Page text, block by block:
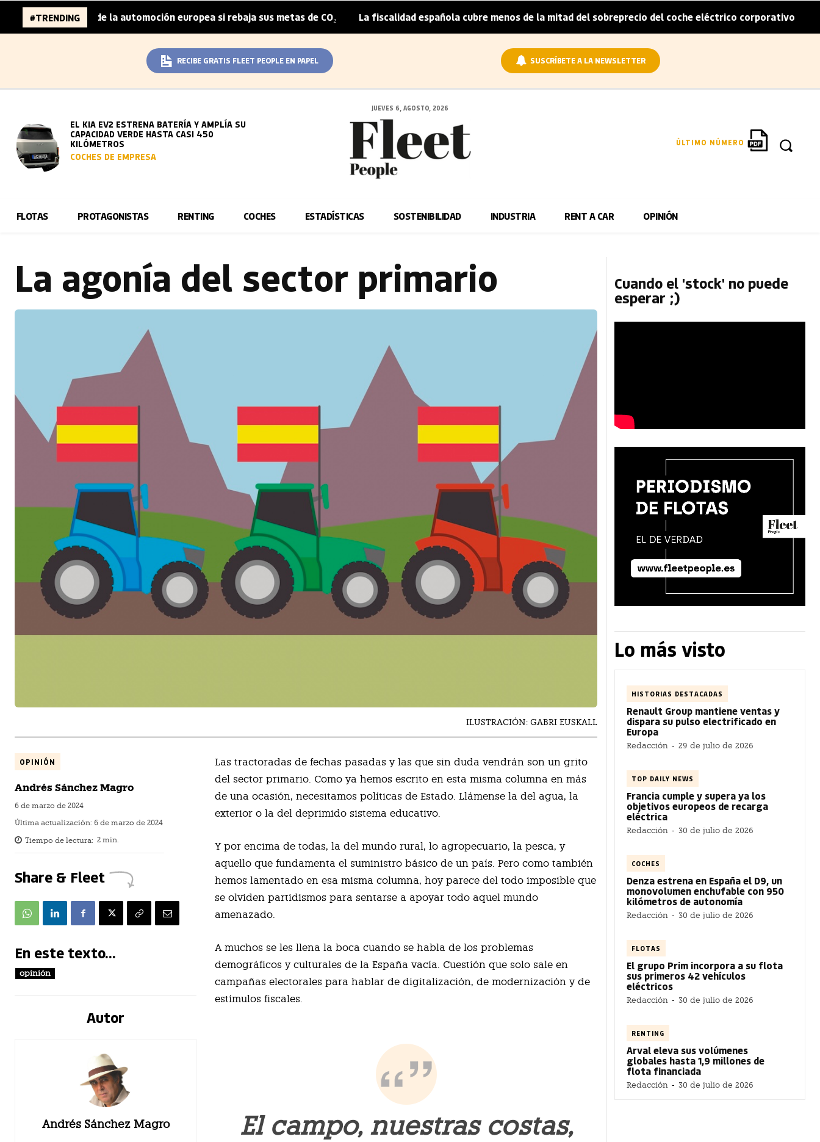
#TRENDING
millones de la automoción europea si rebaja sus metas de CO₂ | La fiscalidad española cubre menos de la mitad del sobreprecio del coche eléctrico corporativo | Arval
RECIBE GRATIS FLEET PEOPLE EN PAPEL SUSCRÍBETE A LA NEWSLETTER
EL KIA EV2 ESTRENA BATERÍA Y AMPLÍA SU
CAPACIDAD VERDE HASTA CASI 450
KILÓMETROS
COCHES DE EMPRESA
JUEVES 6, AGOSTO, 2026
ÚLTIMO NÚMERO
FLOTAS PROTAGONISTAS RENTING COCHES ESTADÍSTICAS SOSTENIBILIDAD INDUSTRIA RENT A CAR OPINIÓN
La agonía del sector primario
ILUSTRACIÓN: GABRI EUSKALL
OPINIÓN
Andrés Sánchez Magro
6 de marzo de 2024
Última actualización: 6 de marzo de 2024
Tiempo de lectura: 2 min.
Share & Fleet
En este texto...
opinión
Autor
Andrés Sánchez Magro
Las tractoradas de fechas pasadas y las que sin duda vendrán son un grito
del sector primario. Como ya hemos escrito en esta misma columna en más
de una ocasión, necesitamos políticas de Estado. Llámense la del agua, la
exterior o la del deprimido sistema educativo.
Y por encima de todas, la del mundo rural, lo agropecuario, la pesca, y
aquello que fundamenta el suministro básico de un país. Pero como también
hemos lamentado en esa misma columna, hoy parece del todo imposible que
se olviden partidismos para sentarse a apoyar todo aquel mundo
amenazado.
A muchos se les llena la boca cuando se habla de los problemas
demográficos y culturales de la España vacía. Cuestión que solo sale en
campañas electorales para hablar de digitalización, de modernización y de
estímulos fiscales.
El campo, nuestras costas,
Cuando el 'stock' no puede
esperar ;)
Lo más visto
HISTORIAS DESTACADAS
Renault Group mantiene ventas y
dispara su pulso electrificado en
Europa
Redacción - 29 de julio de 2026
TOP DAILY NEWS
Francia cumple y supera ya los
objetivos europeos de recarga
eléctrica
Redacción - 30 de julio de 2026
COCHES
Denza estrena en España el D9, un
monovolumen enchufable con 950
kilómetros de autonomía
Redacción - 30 de julio de 2026
FLOTAS
El grupo Prim incorpora a su flota
sus primeros 42 vehículos
eléctricos
Redacción - 30 de julio de 2026
RENTING
Arval eleva sus volúmenes
globales hasta 1,9 millones de
flota financiada
Redacción - 30 de julio de 2026